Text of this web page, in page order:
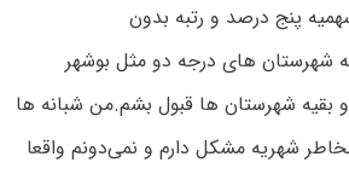
سهمیه پنج درصد و رتبه بدون
روزانه شهرستان های درجه دو مثل بوشهر
و بقیه شهرستان ها قبول بشم.من شبانه ها
شهریه مشکل دارم و نمی‌دونم واقعا